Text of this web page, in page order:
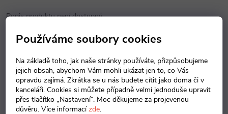
Používáme soubory cookies
Na základě toho, jak naše stránky používáte, přizpůsobujeme
jejich obsah, abychom Vám mohli ukázat jen to, co Vás
opravdu zajímá. Zkrátka se u nás budete cítit jako doma či v
kanceláři. Cookies si můžete případně velmi jednoduše upravit
přes tlačítko „Nastavení“. Moc děkujeme za projevenou
důvěru. Více informacízde.
Popis produktu není dostupný
Parametry produktu
Diskuse